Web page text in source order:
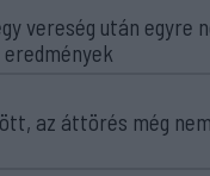
vereség után egyre
az áttörés még